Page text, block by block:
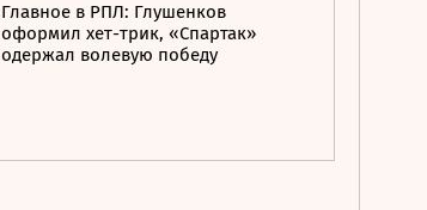
Главное в РПЛ: Глушенков
оформил хет-трик, «Спартак»
одержал волевую победу